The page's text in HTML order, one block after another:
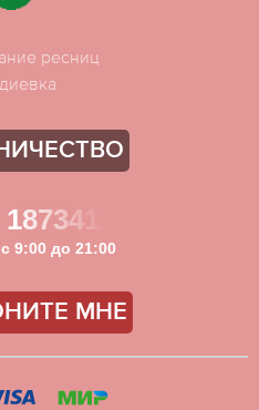
ресниц
9:00 до 21:00
МНЕ